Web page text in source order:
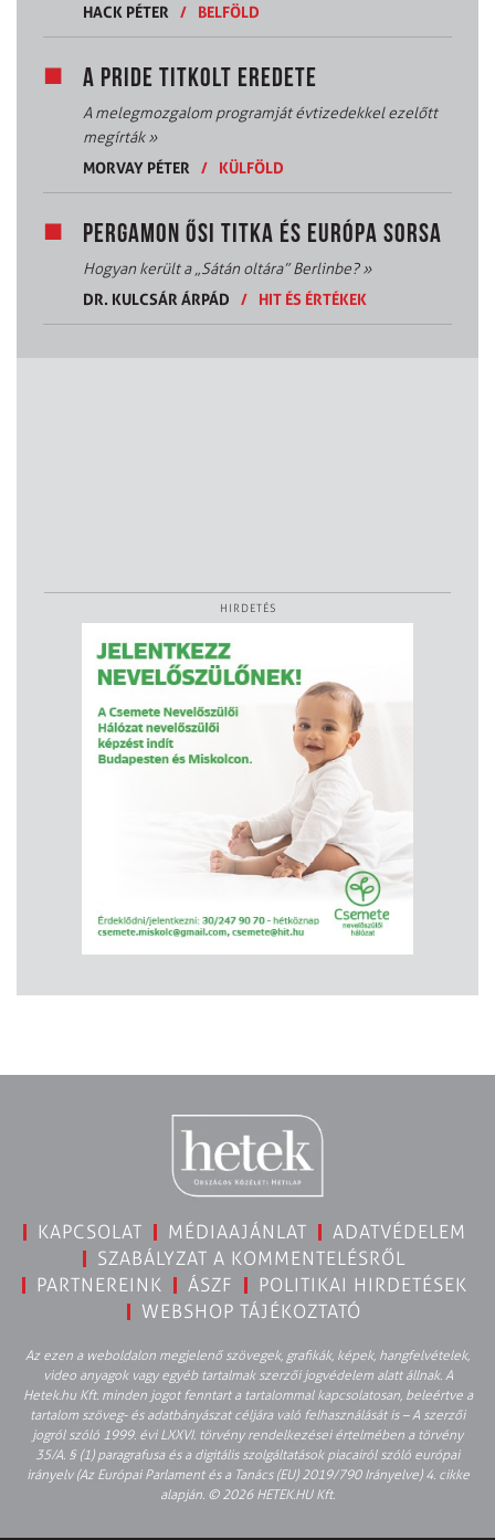
HACK PÉTER
/ BELFÖLD
A PRIDE TITKOLT EREDETE
A melegmozgalom programját évtizedekkel ezelőtt
megírták»
MORVAY PÉTER
/ KÜLFÖLD
PERGAMON ŐSI TITKA ÉS EURÓPA SORSA
Hogyan került a „Sátán oltára” Berlinbe?»
DR. KULCSÁR ÁRPÁD
/ HIT ÉS ÉRTÉKEK
HIRDETÉS
KAPCSOLAT MÉDIAAJÁNLAT
ADATVÉDELEM
SZABÁLYZAT A KOMMENTELÉSRŐL
PARTNEREINK
ÁSZF
POLITIKAI HIRDETÉSEK
WEBSHOP TÁJÉKOZTATÓ
Az ezen a weboldalon megjelenő szövegek, grafikák, képek, hangfelvételek,
video anyagok vagy egyéb tartalmak szerzői jogvédelem alatt állnak. A
Hetek.hu Kft. minden jogot fenntart a tartalommal kapcsolatosan, beleértve a
tartalom szöveg- és adatbányászat céljára való felhasználását is – A szerzői
jogról szóló 1999. évi LXXVI. törvény rendelkezései értelmében a törvény
35/A. § (1) paragrafusa és a digitális szolgáltatások piacairól szóló európai
irányelv (Az Európai Parlament és a Tanács (EU) 2019/790 Irányelve) 4. cikke
alapján. © 2026 HETEK.HU Kft.